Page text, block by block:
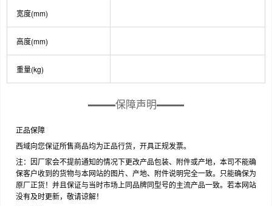
宽度(mm)
高度(mm)
重量(kg)
保障声明
正品保障
西域向您保证所售商品均为正品行货，开具正规发票。
注：因厂家会不提前通知的情况下更改产品包装、附件或产地，本司不能确
保客户收到的货物与本网站的图片、产地、附件说明完全一致。只能确保为
原厂正货！并且保证与当时市场上同品牌同型号的主流产品一致。若本网站
没有及时更新，敬请谅解！